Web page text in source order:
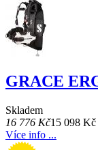
GRACE
Skladem
16 776 Kč15 098 Kč
Více info ...